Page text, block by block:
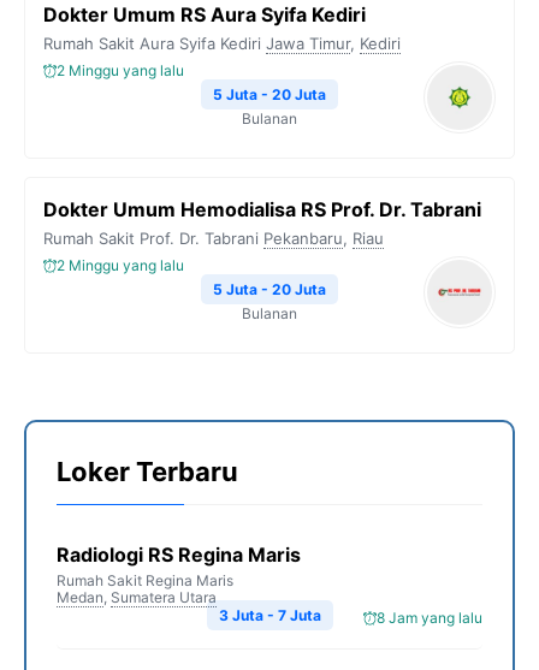
Dokter Umum RS Aura Syifa Kediri
Rumah Sakit Aura Syifa Kediri Jawa Timur, Kediri
2 Minggu yang lalu
5 Juta - 20 Juta
Bulanan
Dokter Umum Hemodialisa RS Prof. Dr. Tabrani
Rumah Sakit Prof. Dr. Tabrani Pekanbaru, Riau
2 Minggu yang lalu
5 Juta - 20 Juta
Bulanan
Loker Terbaru
Radiologi RS Regina Maris
Rumah Sakit Regina Maris
Medan, Sumatera Utara
8 Jam yang lalu
3 Juta - 7 Juta